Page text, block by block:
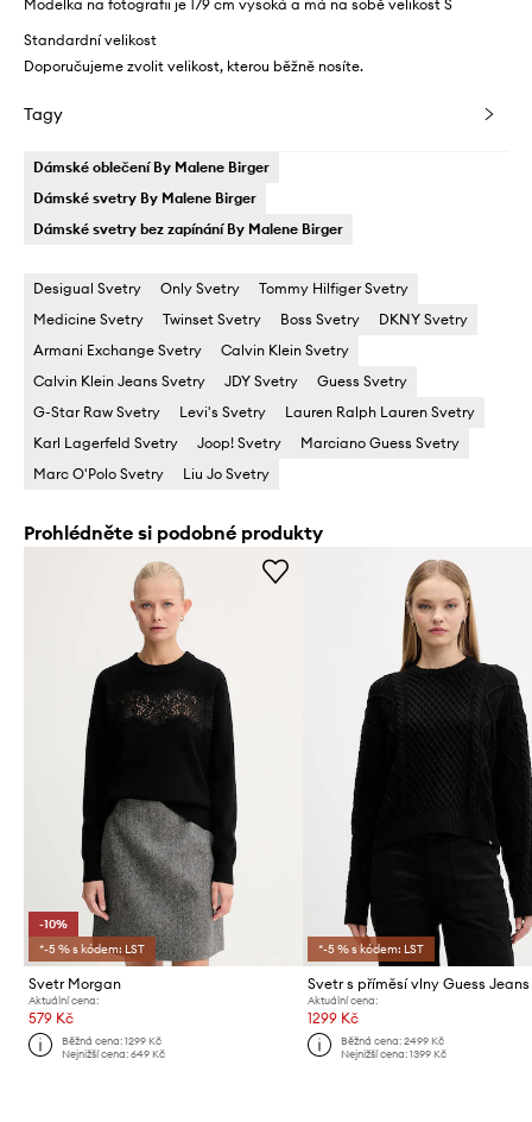
Modelka na fotografii je 179 cm vysoká a má na sobě velikost S
Standardní velikost
Doporučujeme zvolit velikost, kterou běžně nosíte.
Tagy
Dámské oblečení By Malene Birger
Dámské svetry By Malene Birger
Dámské svetry bez zapínání By Malene Birger
Desigual Svetry Only Svetry
Tommy Hilfiger Svetry
Medicine Svetry
Twinset Svetry Boss Svetry
DKNY Svetry
Armani Exchange Svetry
Calvin Klein Svetry
Calvin Klein Jeans Svetry
JDY Svetry
Guess Svetry
G-Star Raw Svetry
Levi's Svetry
Lauren Ralph Lauren Svetry
Karl Lagerfeld Svetry
Joop! Svetry
Marciano Guess Svetry
Marc O'Polo Svetry
Liu Jo Svetry
Prohlédněte si podobné produkty
-10%
*-5 % s kódem: LST
Svetr Morgan
Aktuální cena:
579 Kč
Běžná cena:1299 Kč
Nejnižší cena:649 Kč
*-5 % s kódem: LST
Svetr s příměsí vlny Guess Jeans
Aktuální cena:
1299 Kč
Běžná cena: 2499 Kč
Nejnižší cena: 1399 Kč